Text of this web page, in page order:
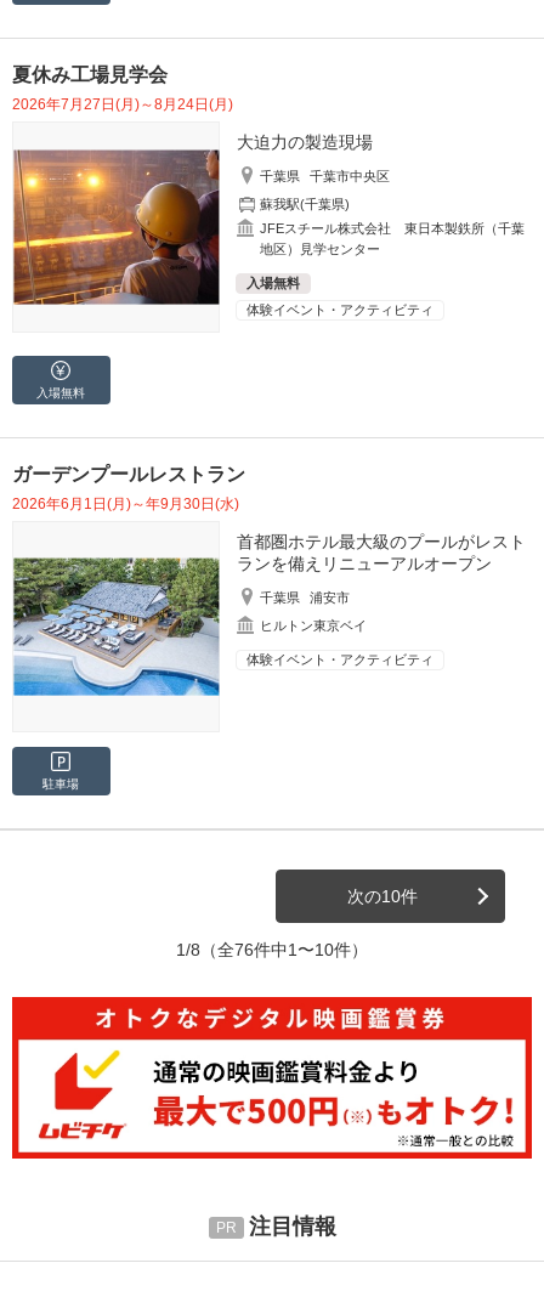
夏休み工場見学会
2026年7月27日(月)～8月24日(月)
大迫力の製造現場
千葉県
千葉市中央区
蘇我駅(千葉県)
JFEスチール株式会社 東日本製鉄所（千葉
地区）見学センター
入場無料
体験イベント・アクティビティ
入場無料
ガーデンプールレストラン
2026年6月1日(月)～年9月30日(水)
首都圏ホテル最大級のプールがレスト
ランを備えリニューアルオープン
千葉県
浦安市
ヒルトン東京ベイ
体験イベント・アクティビティ
駐車場
次の10件
1/8 （全76件中1〜10件）
注目情報